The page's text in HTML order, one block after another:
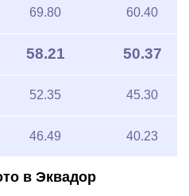
69.80 60.40
58.21 50.37
52.35 45.30
46.49 40.23
в Эквадор